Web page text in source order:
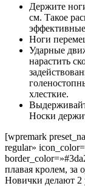
Держите
см. Такое
Ноги
Ударные
нарастить
хлесткие.
Носки
[wpremark
regular»
плавая кролем, за
Новички делают 2